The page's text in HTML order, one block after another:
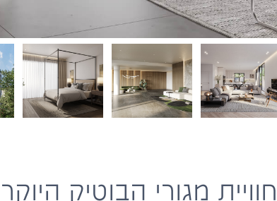
חוויית מגורי הבוטיק